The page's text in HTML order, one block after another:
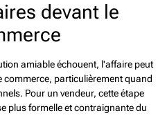
devant le
amiable échouent, l'affaire peut
commerce, particulièrement quand
Pour un vendeur, cette étape
plus formelle et contraignante du